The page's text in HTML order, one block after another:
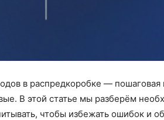
в распредкоробке — пошаговая
В этой статье мы разберём
чтобы избежать ошибок и